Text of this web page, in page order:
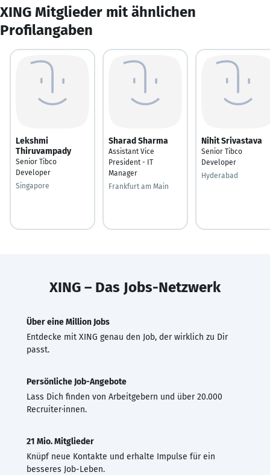
XING Mitglieder mit ähnlichen
Profilangaben
Lekshmi
Thiruvampady
Senior Tibco
Developer
Singapore
Sharad Sharma
Assistant Vice
President - IT
Manager
Frankfurt am Main
Nihit Srivastava
Senior Tibco
Developer
Hyderabad
XING – Das Jobs-Netzwerk
Über eine Million Jobs
Entdecke mit XING genau den Job, der wirklich zu Dir
passt.
Persönliche Job-Angebote
Lass Dich finden von Arbeitgebern und über 20.000
Recruiter·innen.
21 Mio. Mitglieder
Knüpf neue Kontakte und erhalte Impulse für ein
besseres Job-Leben.